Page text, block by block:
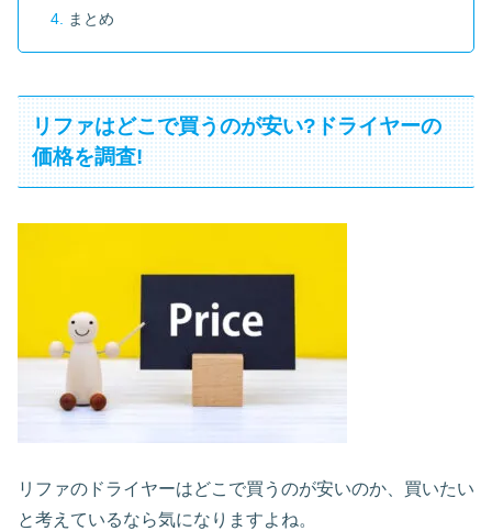
まとめ
リファはどこで買うのが安い?ドライヤーの
価格を調査!
リファのドライヤーはどこで買うのが安いのか、買いたい
と考えているなら気になりますよね。